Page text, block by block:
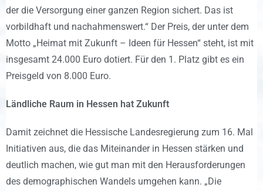
der die Versorgung einer ganzen Region sichert. Das ist
vorbildhaft und nachahmenswert.“ Der Preis, der unter dem
Motto „Heimat mit Zukunft – Ideen für Hessen“ steht, ist mit
insgesamt 24.000 Euro dotiert. Für den 1. Platz gibt es ein
Preisgeld von 8.000 Euro.
Ländliche Raum in Hessen hat Zukunft
Damit zeichnet die Hessische Landesregierung zum 16. Mal
Initiativen aus, die das Miteinander in Hessen stärken und
deutlich machen, wie gut man mit den Herausforderungen
des demographischen Wandels umgehen kann. „Die